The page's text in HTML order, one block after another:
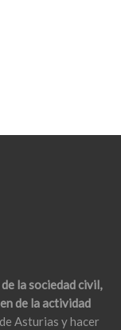
la sociedad civil,
de la actividad
Asturias y hacer